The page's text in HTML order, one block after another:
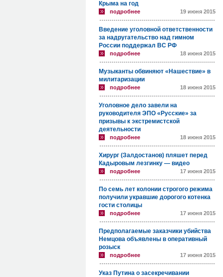
Крыма на год
подробнее 19 июня 2015
Введение уголовной ответственности
за надругательство над гимном
России поддержал ВС РФ
подробнее 18 июня 2015
Музыканты обвиняют «Нашествие» в
милитаризации
подробнее 18 июня 2015
Уголовное дело завели на
руководителя ЭПО «Русские» за
призывы к экстремистской
деятельности
подробнее 18 июня 2015
Хирург (Залдостанов) пляшет перед
Кадыровым лезгинку — видео
подробнее 17 июня 2015
По семь лет колонии строгого режима
получили укравшие дорогого котенка
гости столицы
подробнее 17 июня 2015
Предполагаемые заказчики убийства
Немцова объявлены в оперативный
розыск
подробнее 17 июня 2015
Указ Путина о засекречивании